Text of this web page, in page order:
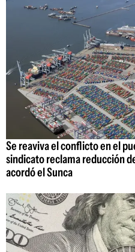
Se reaviva el conflicto en el
sindicato reclama reducción
acordó el Sunca